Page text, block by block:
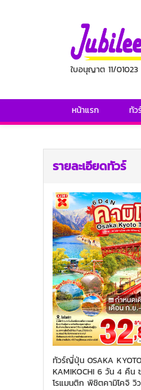
ใบอนุญาต 11/01023
หน้าแรก ทัว
รายละเอียดทัวร์
ทัวร์ญี่ปุ่น OSAKA
KAMIKOCHI 6 วัน 4 คืน
โรแมนติก พิชิตคามิโคจิ วิ